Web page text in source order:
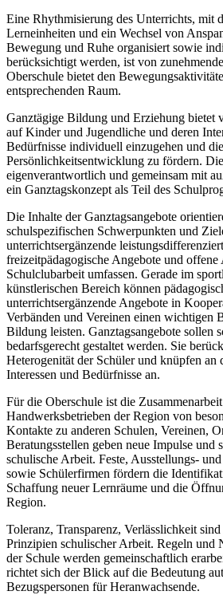
Eine Rhythmisierung des Unterrichts, mit
Lerneinheiten und ein Wechsel von
Bewegung und Ruhe organisiert sowie
berücksichtigt werden, ist von
Oberschule bietet den
entsprechenden Raum.
Ganztägige Bildung und Erziehung bietet
auf Kinder und Jugendliche und deren
Bedürfnisse individuell einzugehen und die
Persönlichkeitsentwicklung zu fördern.
eigenverantwortlich und gemeinsam mit
ein Ganztagskonzept als Teil des
Die Inhalte der Ganztagsangebote
schulspezifischen Schwerpunkten und
unterrichtsergänzende
freizeitpädagogische Angebote und
Schulclubarbeit umfassen. Gerade im
künstlerischen Bereich können
unterrichtsergänzende Angebote in
Verbänden und Vereinen einen wichtigen
Bildung leisten. Ganztagsangebote sollen
bedarfsgerecht gestaltet werden. Sie
Heterogenität der Schüler und knüpfen an
Interessen und Bedürfnisse an.
Für die Oberschule ist die
Handwerksbetrieben der Region von
Kontakte zu anderen Schulen, Vereinen,
Beratungsstellen geben neue Impulse und
schulische Arbeit. Feste, Ausstellungs-
sowie Schülerfirmen fördern die
Schaffung neuer Lernräume und die
Region.
Toleranz, Transparenz, Verlässlichkeit
Prinzipien schulischer Arbeit. Regeln und
der Schule werden gemeinschaftlich
richtet sich der Blick auf die Bedeutung
Bezugspersonen für Heranwachsende.